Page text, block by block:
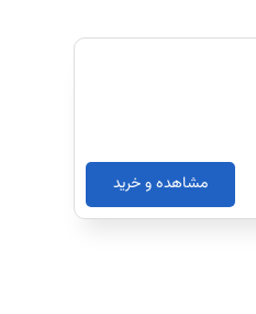
مشاهده و خرید